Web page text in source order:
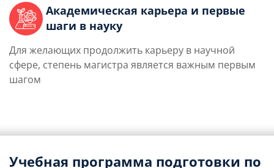
Академическая карьера и первые
шаги в науку
Для желающих продолжить карьеру в научной
сфере, степень магистра является важным первым
шагом
Учебная программа подготовки по